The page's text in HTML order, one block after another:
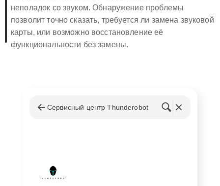
неполадок со звуком. Обнаружение проблемы
позволит точно сказать, требуется ли замена звуковой
карты, или возможно восстановление её
функциональности без замены.
удара или падения;
Желание пользователя улучшить
Сервисный центр Thunderobot